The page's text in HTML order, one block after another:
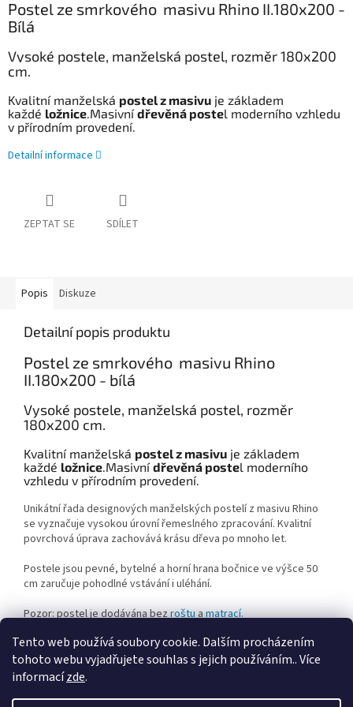
Tento web používá soubory cookie. Dalším procházením
tohoto webu vyjadřujete souhlas s jejich používáním.. Více
informacízde.
Postel ze smrkového masivu Rhino II.180x200 -
Bílá
Vysoké postele, manželská postel, rozměr 180x200
cm.
Kvalitní manželská postel z masivu je základem
každé ložnice.Masivní dřevěná postel moderního vzhledu
v přírodním provedení.
Detailní informace
ZEPTAT SE SDÍLET
Popis Diskuze
Detailní popis produktu
Postel ze smrkového masivu Rhino
II.180x200 - bílá
Vysoké postele, manželská postel, rozměr
180x200 cm.
Kvalitní manželská postel z masivu je základem
každé ložnice.Masivní dřevěná postel moderního
vzhledu v přírodním provedení.
Unikátní řada designových manželských postelí z masivu Rhino
se vyznačuje vysokou úrovní řemeslného zpracování. Kvalitní
povrchová úprava zachovává krásu dřeva po mnoho let.
Postele jsou pevné, bytelné a horní hrana bočnice ve výšce 50
cm zaručuje pohodlné vstávání i uléhání.
Pozor: postel je dodávána bezroštuamatrací.